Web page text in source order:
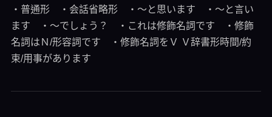
・普通形 ・会話省略形 ・～と思います ・～と言い
ます ・～でしょう？ ・これは修飾名詞です ・修飾
名詞はＮ/形容詞です ・修飾名詞をＶ Ｖ辞書形時間/約
束/用事があります